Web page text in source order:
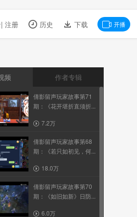
| 注册 历史 下载 开播
频 作者专辑
倩影留声玩家故事第71
期：《花开堪折直须折...
7.2万
倩影留声玩家故事第68
期：《若只如初见，何...
18.0万
倩影留声玩家故事第70
期：《如旧如新》日防...
6.0万